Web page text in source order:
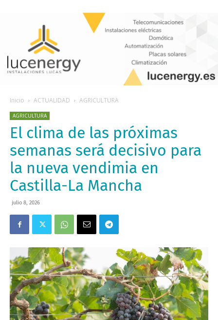
Inicio ACTUALIDAD AGRICULTURA
AGRICULTURA
El clima de las próximas
semanas será decisivo para
la nueva vendimia en
Castilla-La Mancha
julio 8, 2026